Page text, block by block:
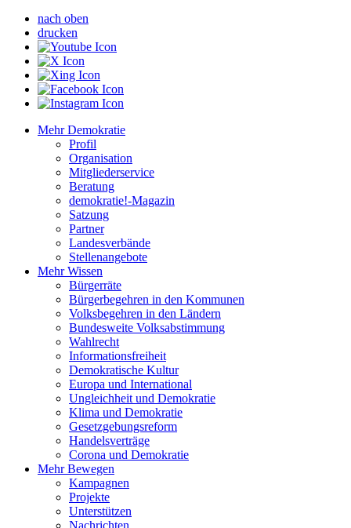
nach oben
drucken
Mehr Demokratie
Profil
Organisation
Mitgliederservice
Beratung
demokratie!-Magazin
Satzung
Partner
Landesverbände
Stellenangebote
Mehr Wissen
Bürgerräte
Bürgerbegehren in den Kommunen
Volksbegehren in den Ländern
Bundesweite Volksabstimmung
Wahlrecht
Informationsfreiheit
Demokratische Kultur
Europa und International
Ungleichheit und Demokratie
Klima und Demokratie
Gesetzgebungsreform
Handelsverträge
Corona und Demokratie
Mehr Bewegen
Kampagnen
Projekte
Unterstützen